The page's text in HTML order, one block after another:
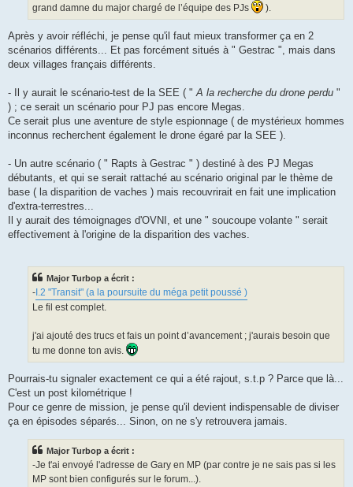
grand damne du major chargé de l’équipe des PJs
).
Après y avoir réfléchi, je pense qu'il faut mieux transformer ça en 2
scénarios différents... Et pas forcément situés à " Gestrac ", mais dans
deux villages français différents.
- Il y aurait le scénario-test de la SEE ( "A la recherche du drone perdu "
) ; ce serait un scénario pour PJ pas encore Megas.
Ce serait plus une aventure de style espionnage ( de mystérieux hommes
inconnus recherchent également le drone égaré par la SEE ).
- Un autre scénario ( " Rapts à Gestrac " ) destiné à des PJ Megas
débutants, et qui se serait rattaché au scénario original par le thème de
base ( la disparition de vaches ) mais recouvrirait en fait une implication
d'extra-terrestres...
Il y aurait des témoignages d'OVNI, et une " soucoupe volante " serait
effectivement à l'origine de la disparition des vaches.
Major Turbop a écrit :
-I.2 "Transit" (a la poursuite du méga petit poussé )
Le fil est complet.
j'ai ajouté des trucs et fais un point d’avancement ; j'aurais besoin que
tu me donne ton avis.
Pourrais-tu signaler exactement ce qui a été rajout, s.t.p ? Parce que là...
C'est un post kilométrique !
Pour ce genre de mission, je pense qu'il devient indispensable de diviser
ça en épisodes séparés... Sinon, on ne s'y retrouvera jamais.
Major Turbop a écrit :
-Je t'ai envoyé l'adresse de Gary en MP (par contre je ne sais pas si les
MP sont bien configurés sur le forum...).